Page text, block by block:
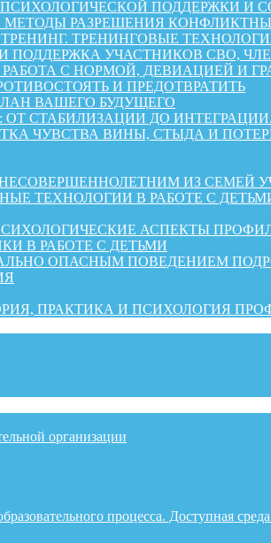
ПОДДЕРЖКИ И
РАЗРЕШЕНИЯ
ТРЕНИНГ. ТРЕНИНГОВЫЕ
УЧАСТНИКОВ СВО,
С НОРМОЙ, ДЕВИАЦИЕЙ И
И ПРЕДОТВРАТИТЬ
ВАШЕГО БУДУЩЕГО
ОТ СТАБИЛИЗАЦИИ ДО
ЧУВСТВА ВИНЫ, СТЫДА И
ИЗ СЕМЕЙ
ТЕХНОЛОГИИ В РАБОТЕ С
АСПЕКТЫ
В РАБОТЕ С ДЕТЬМИ
ОПАСНЫМ ПОВЕДЕНИЕМ
ПРАКТИКА И ПСИХОЛОГИЯ
организации
процесса. Доступная